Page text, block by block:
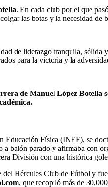
. En cada club por el que
las botas y la necesidad de
de liderazgo tranquila,
para la victoria y la
de Manuel López
Educación Física (INEF), se
balón parado y afirmaba con
División con una histórica
Hércules Club de Fútbol y
, que recopiló más de